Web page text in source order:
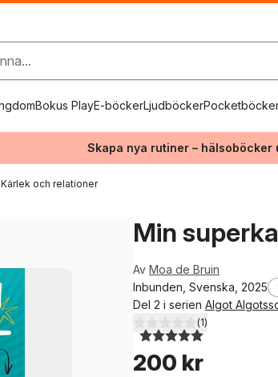
Bokus PlayE-böckerLjudböcker
Skapa nya rutiner – hälsoböcker
Kärlek och relationer
Min
Av Moa de Bruin
Inbunden, Svenska, 2025
Del 2 i serien Algot
5,0utav 5 stjärnor. Totalt
(1)
200 kr